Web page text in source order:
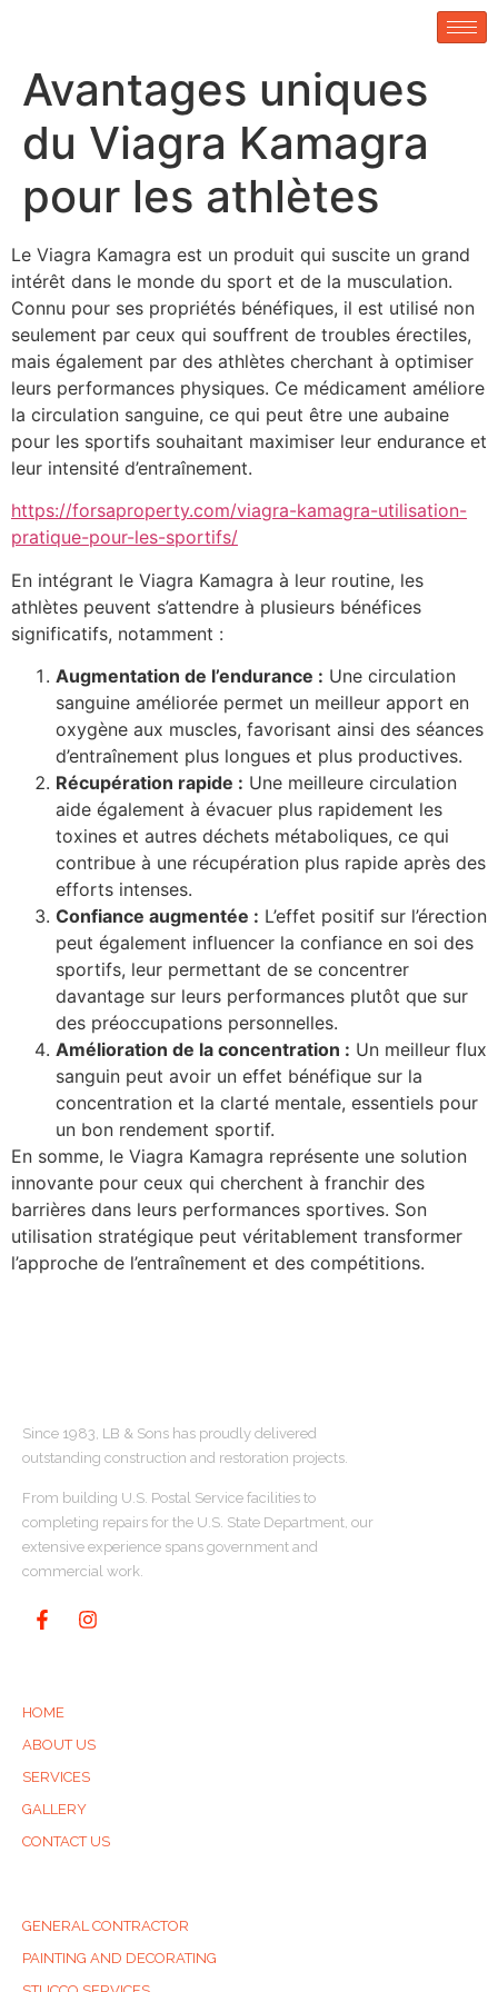
Avantages uniques
du Viagra Kamagra
pour les athlètes
Le Viagra Kamagra est un produit qui suscite un grand
intérêt dans le monde du sport et de la musculation.
Connu pour ses propriétés bénéfiques, il est utilisé non
seulement par ceux qui souffrent de troubles érectiles,
mais également par des athlètes cherchant à optimiser
leurs performances physiques. Ce médicament améliore
la circulation sanguine, ce qui peut être une aubaine
pour les sportifs souhaitant maximiser leur endurance et
leur intensité d’entraînement.
https://forsaproperty.com/viagra-kamagra-utilisation-
pratique-pour-les-sportifs/
En intégrant le Viagra Kamagra à leur routine, les
athlètes peuvent s’attendre à plusieurs bénéfices
significatifs, notamment :
Augmentation de l’endurance : Une circulation
sanguine améliorée permet un meilleur apport en
oxygène aux muscles, favorisant ainsi des séances
d’entraînement plus longues et plus productives.
Récupération rapide : Une meilleure circulation
aide également à évacuer plus rapidement les
toxines et autres déchets métaboliques, ce qui
contribue à une récupération plus rapide après des
efforts intenses.
Confiance augmentée : L’effet positif sur l’érection
peut également influencer la confiance en soi des
sportifs, leur permettant de se concentrer
davantage sur leurs performances plutôt que sur
des préoccupations personnelles.
Amélioration de la concentration : Un meilleur flux
sanguin peut avoir un effet bénéfique sur la
concentration et la clarté mentale, essentiels pour
un bon rendement sportif.
En somme, le Viagra Kamagra représente une solution
innovante pour ceux qui cherchent à franchir des
barrières dans leurs performances sportives. Son
utilisation stratégique peut véritablement transformer
l’approche de l’entraînement et des compétitions.
Since 1983, LB & Sons has proudly delivered
outstanding construction and restoration projects.
From building U.S. Postal Service facilities to
completing repairs for the U.S. State Department, our
extensive experience spans government and
commercial work.
HOME
ABOUT US
SERVICES
GALLERY
CONTACT US
GENERAL CONTRACTOR
PAINTING AND DECORATING